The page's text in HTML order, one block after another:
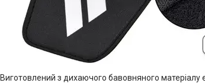
Виготовлений з дихаючого бавовняного матеріалу